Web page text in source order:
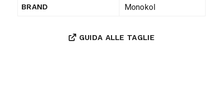
BRAND Monokol
GUIDA ALLE TAGLIE